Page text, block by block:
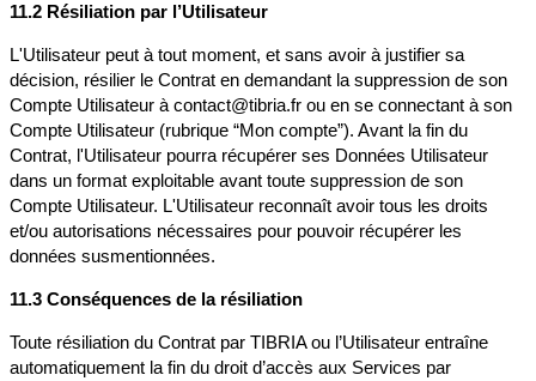
11.2 Résiliation par l’Utilisateur
L'Utilisateur peut à tout moment, et sans avoir à justifier sa
décision, résilier le Contrat en demandant la suppression de son
Compte Utilisateur à contact@tibria.fr ou en se connectant à son
Compte Utilisateur (rubrique “Mon compte”). Avant la fin du
Contrat, l'Utilisateur pourra récupérer ses Données Utilisateur
dans un format exploitable avant toute suppression de son
Compte Utilisateur. L'Utilisateur reconnaît avoir tous les droits
et/ou autorisations nécessaires pour pouvoir récupérer les
données susmentionnées.
11.3 Conséquences de la résiliation
Toute résiliation du Contrat par TIBRIA ou l’Utilisateur entraîne
automatiquement la fin du droit d’accès aux Services par